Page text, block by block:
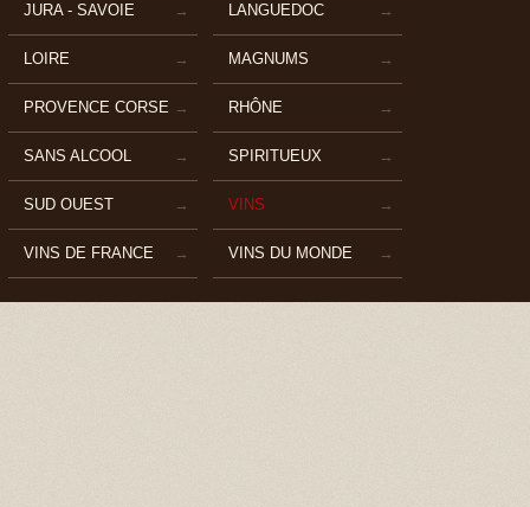
JURA - SAVOIE LANGUEDOC
LOIRE MAGNUMS
PROVENCE CORSE RHÔNE
SANS ALCOOL SPIRITUEUX
SUD OUEST VINS
VINS DE FRANCE VINS DU MONDE